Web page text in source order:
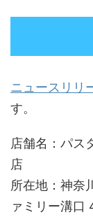
ニュースリリ
す。
店舗名：パス
店
所在地：神奈
ァミリー溝口